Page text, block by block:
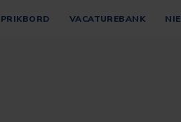
PRIKBORD VACATUREBANK